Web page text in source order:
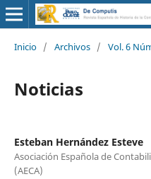
Inicio / Archivos / Vol. 6
Noticias
Esteban Hernández Esteve
Asociación Española de
(AECA)